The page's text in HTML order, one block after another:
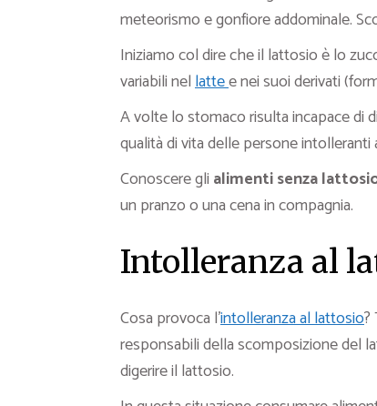
meteorismo e gonfiore addominale.
Iniziamo col dire che il lattosio è lo
variabili nellattee nei suoi derivati
A volte lo stomaco risulta incapace di
qualità di vita delle persone intolleranti
Conoscere gli alimenti senza
un pranzo o una cena in compagnia.
Intolleranza al
Cosa provoca l’intolleranza al lattosio?
responsabili della scomposizione del
digerire il lattosio.